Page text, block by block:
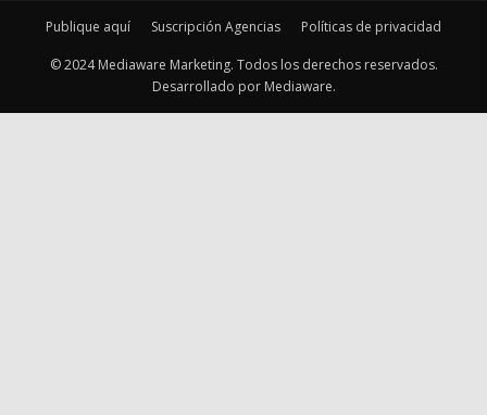
Publique aquí Suscripción Agencias Políticas de privacidad
© 2024 Mediaware Marketing. Todos los derechos reservados.
Desarrollado por Mediaware.